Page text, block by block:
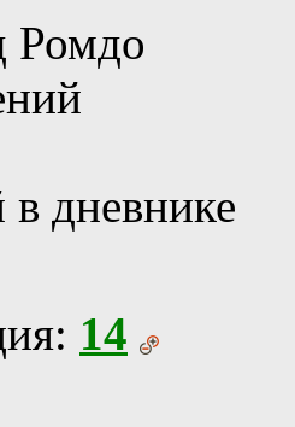
Ромдо
в дневнике
14